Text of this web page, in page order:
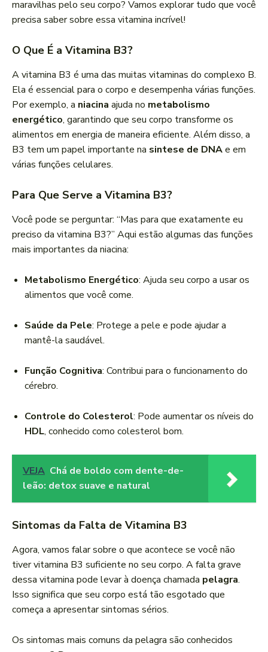
maravilhas pelo seu corpo? Vamos explorar tudo que você
precisa saber sobre essa vitamina incrível!
O Que É a Vitamina B3?
A vitamina B3 é uma das muitas vitaminas do complexo B.
Ela é essencial para o corpo e desempenha várias funções.
Por exemplo, a niacina ajuda no metabolismo
energético, garantindo que seu corpo transforme os
alimentos em energia de maneira eficiente. Além disso, a
B3 tem um papel importante na sintese de DNAe em
várias funções celulares.
Para Que Serve a Vitamina B3?
Você pode se perguntar: “Mas para que exatamente eu
preciso da vitamina B3?” Aqui estão algumas das funções
mais importantes da niacina:
Metabolismo Energético: Ajuda seu corpo a usar os
alimentos que você come.
Saúde da Pele: Protege a pele e pode ajudar a
mantê-la saudável.
Função Cognitiva: Contribui para o funcionamento do
cérebro.
Controle do Colesterol: Pode aumentar os níveis do
HDL, conhecido como colesterol bom.
VEJA Chá de boldo com dente-de-
leão: detox suave e natural
Sintomas da Falta de Vitamina B3
Agora, vamos falar sobre o que acontece se você não
tiver vitamina B3 suficiente no seu corpo. A falta grave
dessa vitamina pode levar à doença chamada pelagra.
Isso significa que seu corpo está tão esgotado que
começa a apresentar sintomas sérios.
Os sintomas mais comuns da pelagra são conhecidos